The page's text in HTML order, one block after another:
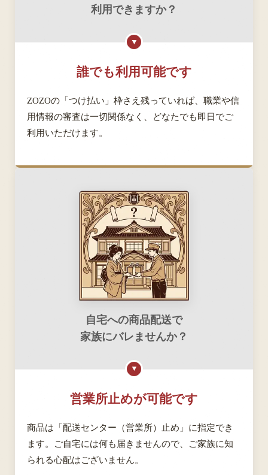
利用できますか？
▼
誰でも利用可能です
ZOZOの「つけ払い」枠さえ残っていれば、職業や信
用情報の審査は一切関係なく、どなたでも即日でご
利用いただけます。
自宅への商品配送で
家族にバレませんか？
▼
営業所止めが可能です
商品は「配送センター（営業所）止め」に指定でき
ます。ご自宅には何も届きませんので、ご家族に知
られる心配はございません。